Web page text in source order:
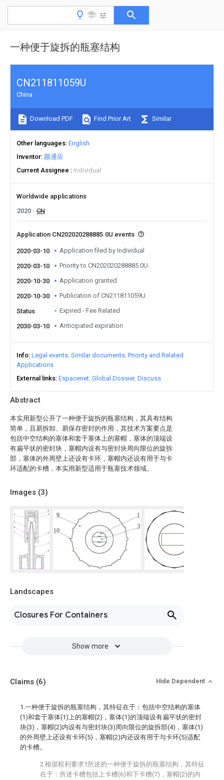
一种便于旋拆的瓶塞结构
Abstract
本实用新型公开了一种便于旋拆的瓶塞结构，其具有结构
简单，且易拆卸、易保存密封的作用，其技术方案要点是
包括中空结构的塞体和套于塞体上的塞帽，塞体的顶端设
有扁平状的密封块，塞帽内设有与密封块周向限位的旋拆
部，塞体的外周壁上还设有卡环，塞帽内还设有用于与卡
环适配的卡槽，本实用新型适用于瓶塞技术领域。
Images (3)
Landscapes
Closures For Containers
Show more
CN211811059U
China
Download PDF Find Prior Art Similar
Other languages English
Inventor 颜通应
Current Assignee
Individual
Worldwide applications
2020
CN
Application CN202020288885.0U events
2020-03-10 Application filed by Individual
2020-03-10 Priority to CN202020288885.0U
2020-10-30 Application granted
2020-10-30 Publication of CN211811059U
Status Expired - Fee Related
2030-03-10 Anticipated expiration
Info Legal events Similar documents Priority and Related
Applications
External links Espacenet Global Dossier Discuss
Claims (6) Hide Dependent
1.一种便于旋拆的瓶塞结构，其特征在于：包括中空结构的塞体
(1)和套于塞体(1)上的塞帽(2)，塞体(1)的顶端设有扁平状的密封
块(3)，塞帽(2)内设有与密封块(3)周向限位的旋拆部(4)，塞体(1)
的外周壁上还设有卡环(5)，塞帽(2)内还设有用于与卡环(5)适配
的卡槽。
2.根据权利要求1所述的一种便于旋拆的瓶塞结构，其特征
在于：所述卡槽包括上卡槽(6)和下卡槽(7)，塞帽(2)的内